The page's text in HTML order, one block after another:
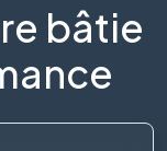
bâtie